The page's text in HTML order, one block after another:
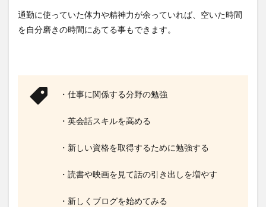
通勤に使っていた体力や精神力が余っていれば、空いた時間
を自分磨きの時間にあてる事もできます。
・仕事に関係する分野の勉強
・英会話スキルを高める
・新しい資格を取得するために勉強する
・読書や映画を見て話の引き出しを増やす
・新しくブログを始めてみる